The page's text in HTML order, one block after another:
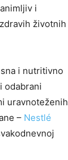
i
životnih
i nutritivno
odabrani
uravnoteženih
– Nestlé